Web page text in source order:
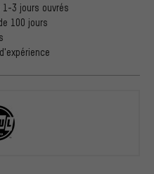
3 jours ouvrés
100 jours